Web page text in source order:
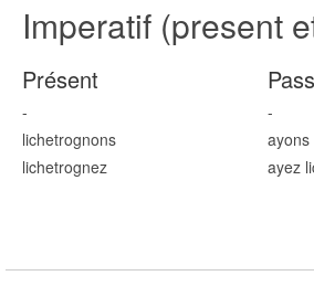
Imperatif (present
Présent
-
lichetrognons
lichetrognez
-
ayons
ayez